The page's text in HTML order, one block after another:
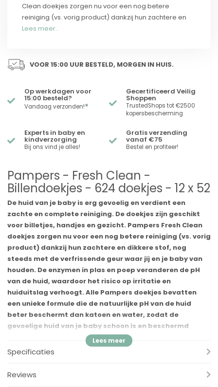
Clean doekjes zorgen nu voor een nog betere
reiniging (vs. vorig product) dankzij hun zachtere en
Lees meer..
VOOR 15:00 UUR BESTELD, MORGEN IN HUIS.
Op werkdagen voor
15:00 besteld?
Vandaag verzonden!*
Gecertificeerd Veilig
Shoppen
TrustedShops tot €2500
kopersbescherming
Experts in baby en
kindverzorging
Bij ons vind je alles!
Gratis verzending
vanaf €75
Bestel en profiteer!
Pampers - Fresh Clean -
Billendoekjes - 624 doekjes - 12 x 52
De huid van je baby is erg gevoelig en verdient een
zachte en complete reiniging. De doekjes zijn geschikt
voor billetjes, handjes en gezicht. Pampers Fresh Clean
doekjes zorgen nu voor een nog betere reiniging (vs. vorig
product) dankzij hun zachtere en dikkere stof, nog
steeds met de verfrissende geur waar jij en je baby van
houden. De enzymen in plas en poep veranderen de pH
van de huid, waardoor het risico op irritatie en
huiduitslag verhoogt. Alle Pampers doekjes bevatten
een unieke formule die de natuurlijke pH van de huid
beter beschermt dan katoen en water, zodat de
gevoelige huid van je baby schoon is en beschermd
tegen huidirritatie. Pampers Fresh Clean doekjes zijn
dermatologisch getest en goedgekeurd door
dermatologen van de Skin Health Alliance. De Pampers
Fresh Clean doekjes zijn speciaal ontworpen voor de
Specificaties
Reviews